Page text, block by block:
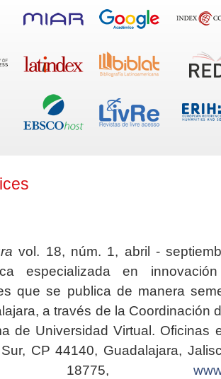
vol. 18, núm. 1, abril -
especializada en
que se publica de manera
a través de la Coordinación
de Universidad Virtual. Oficinas
CP 44140, Guadalajara,
18775,